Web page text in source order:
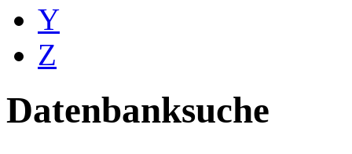
Y
Z
Datenbanksuche